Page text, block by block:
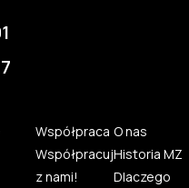
Współpraca
Współpracuj
z nami!
O nas
Historia MZ
Dlaczego